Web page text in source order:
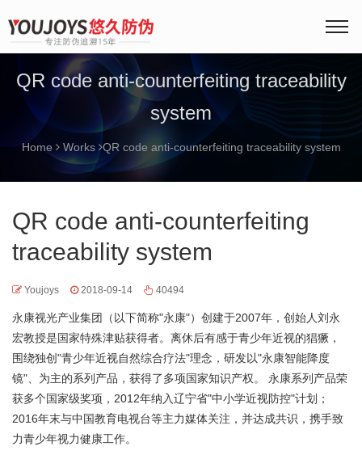
QR code anti-counterfeiting traceability
system
Home Works QR code anti-counterfeiting traceability system
QR code anti-counterfeiting
traceability system
Youjoys 2018-09-14 40494
永康视光产业集团（以下简称"永康"）创建于2007年，创始人刘永
宏教授是国家特殊津贴获得者。离休后有感于青少年近视的猖獗，
围绕独创"青少年近视自然综合疗法"理念，研发以"永康智能降度
镜"、为主的系列产品，获得了多项国家知识产权。 永康系列产品荣
获多个国家级奖项，2012年纳入辽宁省"中小学近视防控"计划；
2016年末与中国教育电视台等主力媒体关注，并达成共识，携手致
力青少年视力健康工作。